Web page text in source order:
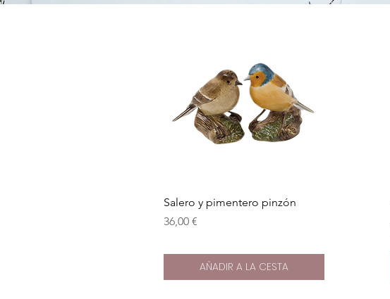
Vista rápida
Salero y pimentero pinzón
Precio
36,00 €
AÑADIR A LA CESTA